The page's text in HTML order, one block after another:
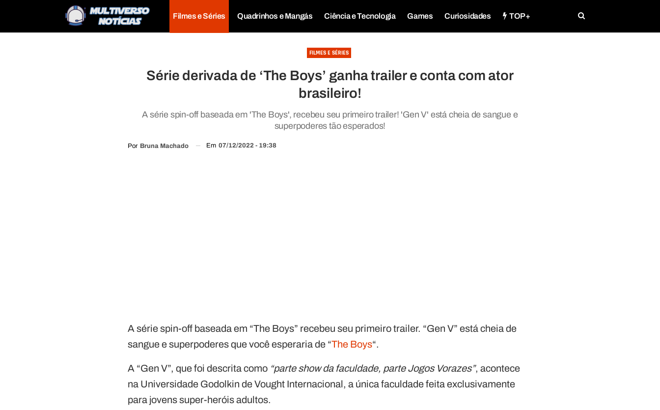
Filmes e Séries Quadrinhos e Mangás Ciência e Tecnologia Games Curiosidades TOP+
FILMES E SÉRIES
Série derivada de ‘The Boys’ ganha trailer e conta com ator
brasileiro!
A série spin-off baseada em 'The Boys', recebeu seu primeiro trailer! 'Gen V' está cheia de sangue e
superpoderes tão esperados!
Por Bruna Machado Em 07/12/2022 - 19:38
A série spin-off baseada em “The Boys” recebeu seu primeiro trailer. “Gen V” está cheia de
sangue e superpoderes que você esperaria de “The Boys“.
A “Gen V”, que foi descrita como “parte show da faculdade, parte Jogos Vorazes”, acontece
na Universidade Godolkin de Vought Internacional, a única faculdade feita exclusivamente
para jovens super-heróis adultos.